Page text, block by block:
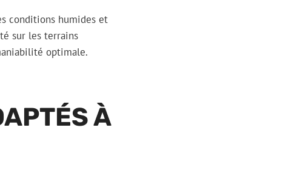
conditions humides et
sur les terrains
optimale.
À